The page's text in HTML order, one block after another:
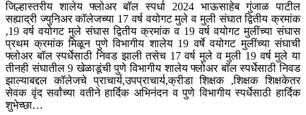
जिल्हास्तरीय शालेय फ्लोअर बॉल स्पर्धा 2024 भाऊसाहेब गुंजाळ पाटील
सह्याद्री ज्युनिअर कॉलेजच्या 17 वर्ष वयोगट मुले व मुली संघात द्वितीय क्रमांक
,19 वर्ष वयोगट मुले संघास द्वितीय क्रमांक व 19 वर्ष वयोगट मुलींच्या संघास
प्रथम क्रमांक मिळून पुणे विभागीय शालेय 19 वर्षे वयोगट मुलींच्या संघाची
फ्लोअर बॉल स्पर्धेसाठी निवड झाली तसेच 17 वर्ष मुले व मुली 19 वर्ष मुले या
तीनही संघातील 9 खेळाडूंची पुणे विभागीय शालेय फ्लोअर बॉल स्पर्धेसाठी निवड
झाल्याबद्दल कॉलेजचे प्राचार्य,उपप्राचार्य,क्रीडा शिक्षक ,शिक्षक शिक्षकेतर
सेवक वृंद सर्वांच्या वतीने हार्दिक अभिनंदन व पुणे विभागीय स्पर्धेसाठी हार्दिक
शुभेच्छा…